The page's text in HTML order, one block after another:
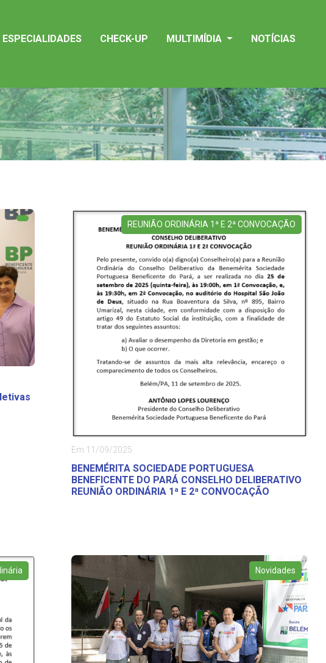
ESPECIALIDADES CHECK-UP MULTIMÍDIA NOTÍCIAS
REUNIÃO ORDINÁRIA 1ª E 2ª CONVOCAÇÃO
Em 11/09/2025
BENEMÉRITA SOCIEDADE PORTUGUESA
BENEFICENTE DO PARÁ CONSELHO DELIBERATIVO
REUNIÃO ORDINÁRIA 1ª E 2ª CONVOCAÇÃO
Novidades